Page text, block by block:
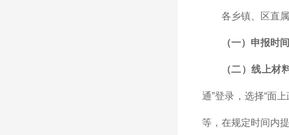
各乡镇、区直
（一）申报时
（二）线上材
通”登录，选择“面
等，在规定时间内